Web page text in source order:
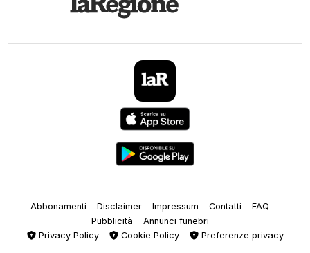
Abbonamenti Disclaimer Impressum Contatti
FAQ
Pubblicità
Annunci funebri
Privacy Policy
Cookie Policy Preferenze privacy